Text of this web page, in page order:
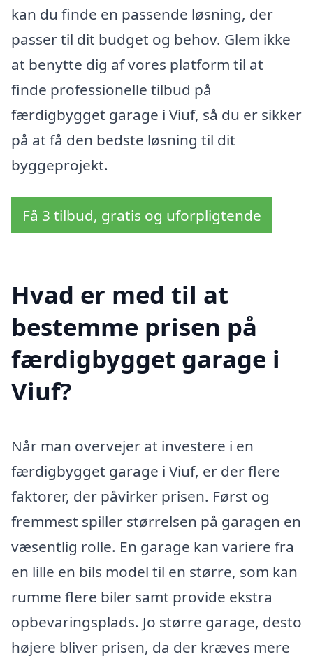
kan du finde en passende løsning, der
passer til dit budget og behov. Glem ikke
at benytte dig af vores platform til at
finde professionelle tilbud på
færdigbygget garage i Viuf, så du er sikker
på at få den bedste løsning til dit
byggeprojekt.
Få 3 tilbud, gratis og uforpligtende
Hvad er med til at
bestemme prisen på
færdigbygget garage i
Viuf?
Når man overvejer at investere i en
færdigbygget garage i Viuf, er der flere
faktorer, der påvirker prisen. Først og
fremmest spiller størrelsen på garagen en
væsentlig rolle. En garage kan variere fra
en lille en bils model til en større, som kan
rumme flere biler samt provide ekstra
opbevaringsplads. Jo større garage, desto
højere bliver prisen, da der kræves mere